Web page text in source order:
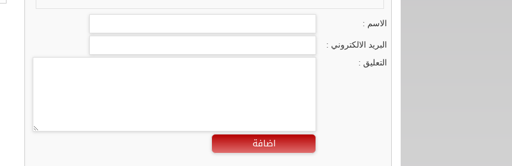
الاسم :
البريد الالكتروني :
التعليق :
اضافة